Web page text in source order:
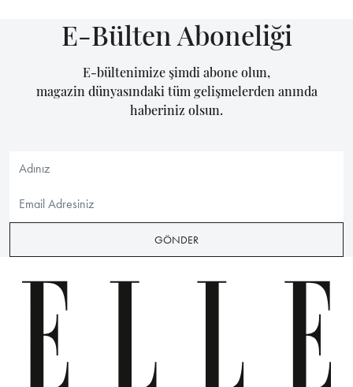
E-Bülten Aboneliği
E-bültenimize şimdi abone olun,
magazin dünyasındaki tüm gelişmelerden anında
haberiniz olsun.
GÖNDER